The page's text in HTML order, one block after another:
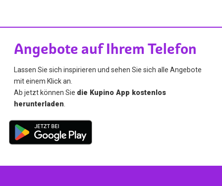
Angebote auf Ihrem Telefon
Lassen Sie sich inspirieren und sehen Sie sich alle Angebote
mit einem Klick an.
Ab jetzt können Sie die Kupino App kostenlos
herunterladen